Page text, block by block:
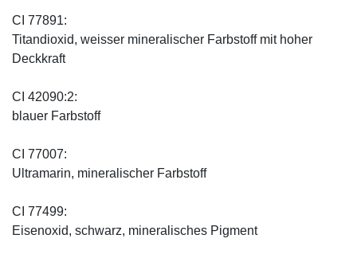
CI 77891:
Titandioxid, weisser mineralischer Farbstoff mit hoher
Deckkraft
CI 42090:2:
blauer Farbstoff
CI 77007:
Ultramarin, mineralischer Farbstoff
CI 77499:
Eisenoxid, schwarz, mineralisches Pigment